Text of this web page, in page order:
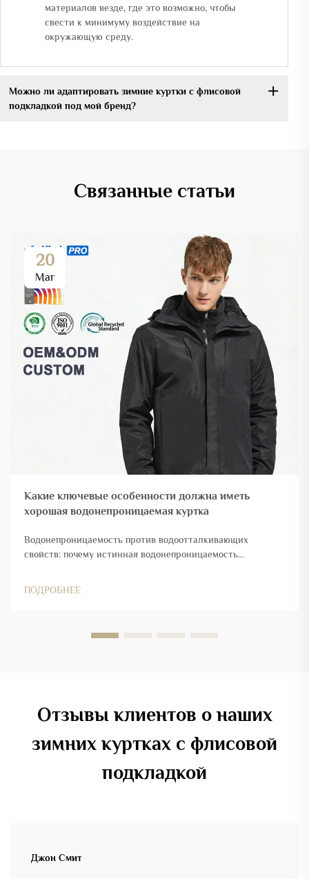
материалов везде, где это возможно, чтобы
свести к минимуму воздействие на
окружающую среду.
Можно ли адаптировать зимние куртки с флисовой
подкладкой под мой бренд?
Связанные статьи
20
Mar
Какие ключевые особенности должна иметь
хорошая водонепроницаемая куртка
Водонепроницаемость против водоотталкивающих
свойств: почему истинная водонепроницаемость
что означает показатель 20 000 мм в реальных условиях.
ПОДРОБНЕЕ
Отзывы клиентов о наших
зимних куртках с флисовой
подкладкой
Джон Смит